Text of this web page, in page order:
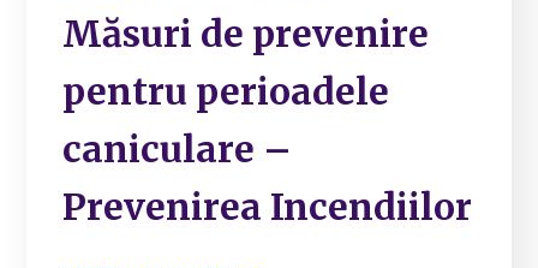
Măsuri de prevenire
pentru perioadele
caniculare –
Prevenirea Incendiilor